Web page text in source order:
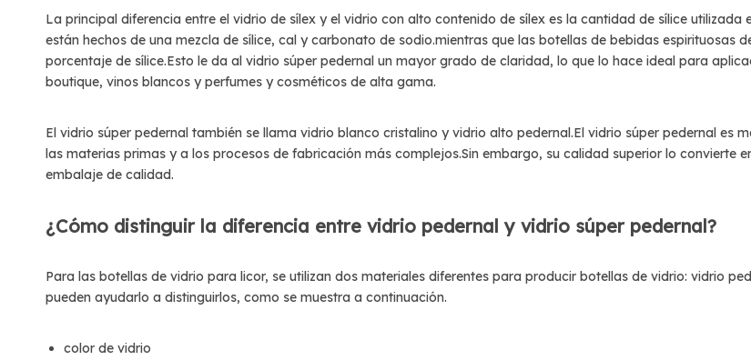
La principal diferencia entre el vidrio de sílex y el vidrio con alto contenido de sílex es la cantidad de sílice utilizada
están hechos de una mezcla de sílice, cal y carbonato de sodio.mientras que las botellas de bebidas espirituosas
porcentaje de sílice.Esto le da al vidrio súper pedernal un mayor grado de claridad, lo que lo hace ideal para
boutique, vinos blancos y perfumes y cosméticos de alta gama.
El vidrio súper pedernal también se llama vidrio blanco cristalino y vidrio alto pedernal.El vidrio súper pedernal
las materias primas y a los procesos de fabricación más complejos.Sin embargo, su calidad superior lo convierte
embalaje de calidad.
¿Cómo distinguir la diferencia entre vidrio pedernal y vidrio súper pedernal?
Para las botellas de vidrio para licor, se utilizan dos materiales diferentes para producir botellas de vidrio: vidrio
pueden ayudarlo a distinguirlos, como se muestra a continuación.
color de vidrio